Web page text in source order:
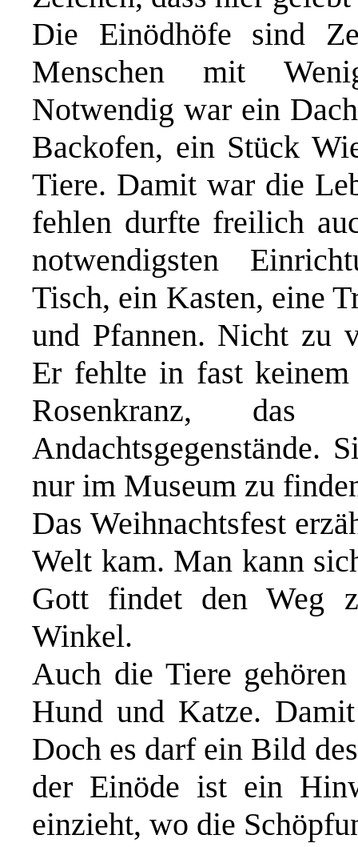
Die Einödhöfe sind
Menschen mit
Notwendig war ein
Backofen, ein Stück
Tiere. Damit war die
fehlen durfte freilich
notwendigsten
Tisch, ein Kasten, eine
und Pfannen. Nicht zu
Er fehlte in fast keinem
Rosenkranz, das
Andachtsgegenstände.
nur im Museum zu
Das Weihnachtsfest
Welt kam. Man kann
Gott findet den Weg
Winkel.
Auch die Tiere
Hund und Katze.
Doch es darf ein Bild
der Einöde ist ein
einzieht, wo die